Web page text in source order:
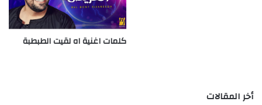
كلمات اغنية اه لقيت الطبطبة
أخر المقالات